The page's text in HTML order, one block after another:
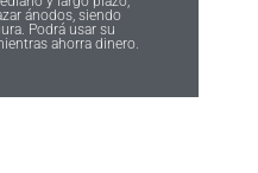
ánodos, siendo
Podrá usar su
ahorra dinero.